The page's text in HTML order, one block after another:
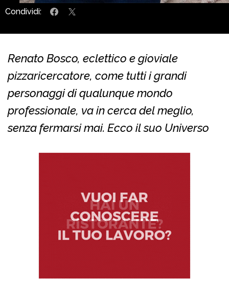
Condividi:
Renato Bosco, eclettico e gioviale
pizzaricercatore, come tutti i grandi
personaggi di qualunque mondo
professionale, va in cerca del meglio,
senza fermarsi mai. Ecco il suo Universo